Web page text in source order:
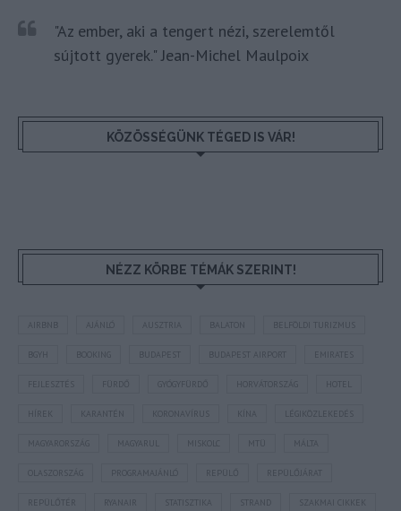
"Az ember, aki a tengert nézi, szerelemtől
sújtott gyerek." Jean-Michel Maulpoix
KÖZÖSSÉGÜNK TÉGED IS VÁR!
NÉZZ KÖRBE TÉMÁK SZERINT!
AUSZTRIA BALATON BELFÖLDI TURIZMUS
BUDAPEST BUDAPEST AIRPORT EMIRATES
FEJLESZTÉS HORVÁTORSZÁG HOTEL
KARANTÉN LÉGIKÖZLEKEDÉS
MAGYARORSZÁG MTÜ MÁLTA
OLASZORSZÁG REPÜLŐJÁRAT
REPÜLŐTÉR STATISZTIKA STRAND SZAKMAI CIKKEK